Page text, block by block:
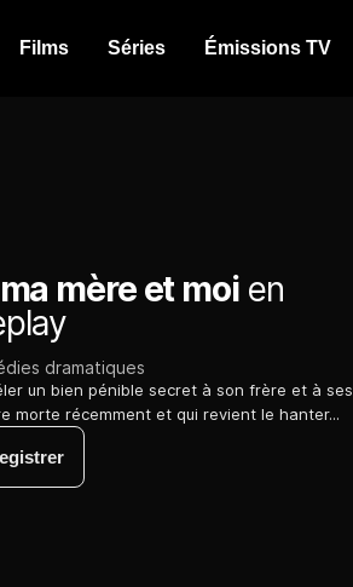
Films Séries Émissions TV
mère et moien
dramatiques
un bien pénible secret à son frère et à ses
morte récemment et qui revient le hanter...